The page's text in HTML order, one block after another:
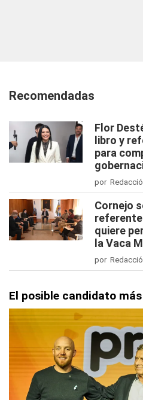
Recomendadas
Flor
libro y
para
por
Cornejo
quiere
la Vaca
por
El posible candidato